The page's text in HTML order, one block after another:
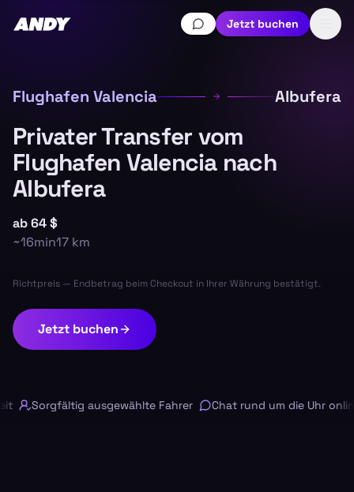
Jetzt buchen
Flughafen Valencia Albufera
Privater Transfer vom
Flughafen Valencia nach
Albufera
ab64 $
~16min17 km
Richtpreis — Endbetrag beim Checkout in Ihrer Währung bestätigt.
Jetzt buchen
Sorgfältig ausgewählte Fahrer Chat rund um die Uhr online